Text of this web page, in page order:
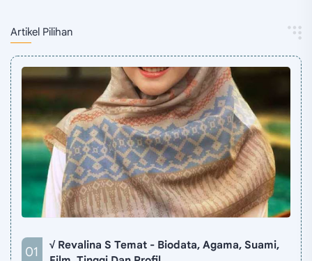
Artikel Pilihan
√ Revalina S Temat - Biodata, Agama, Suami,